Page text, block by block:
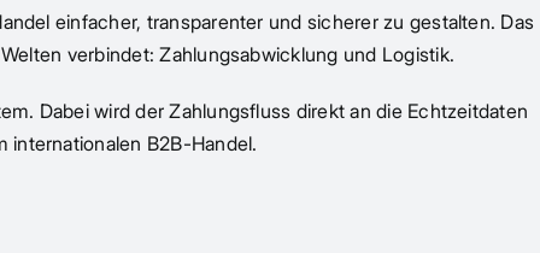
einfacher, transparenter und sicherer zu gestalten. Das
verbindet: Zahlungsabwicklung und Logistik.
Dabei wird der Zahlungsfluss direkt an die Echtzeitdaten
internationalen B2B-Handel.